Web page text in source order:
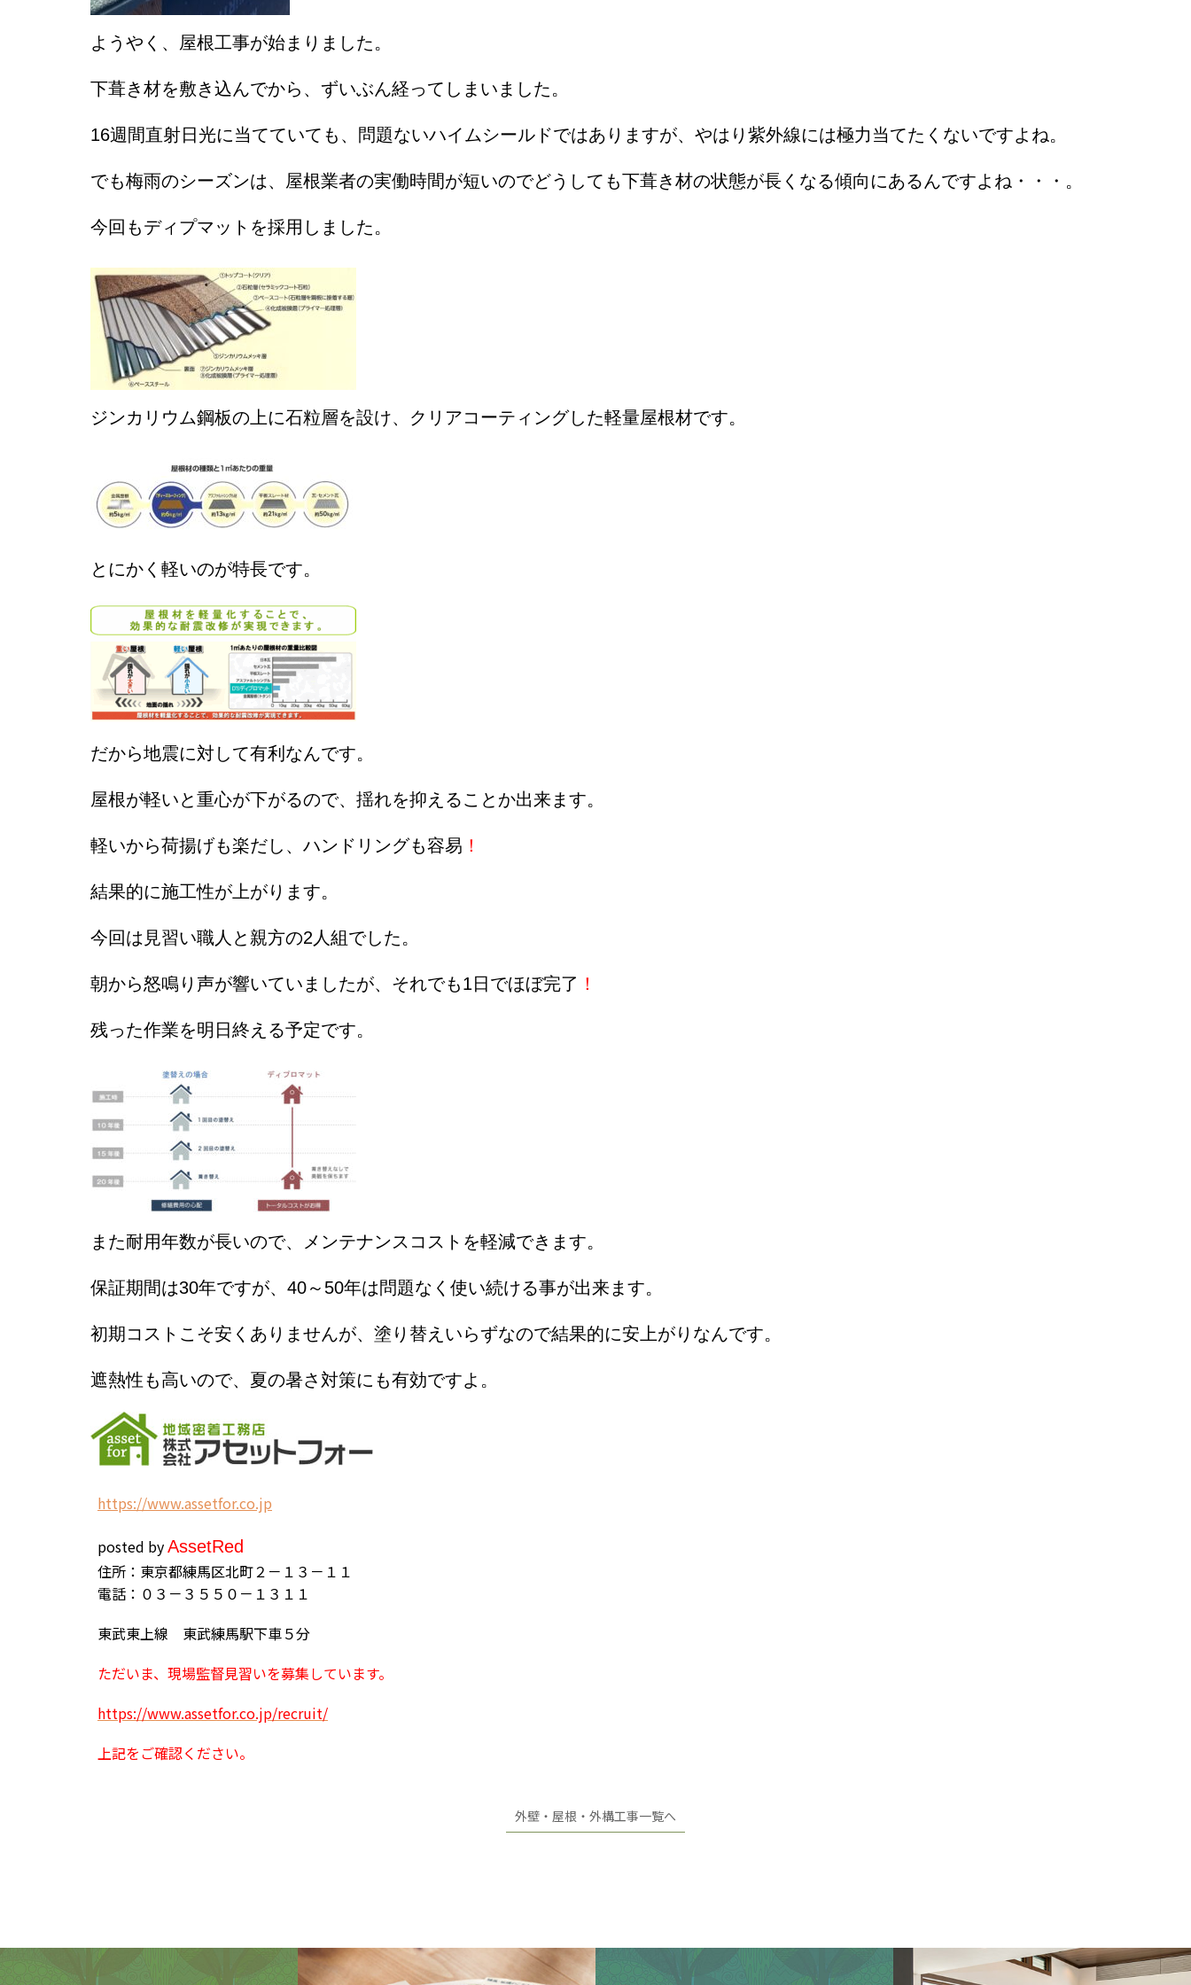
ようやく、屋根工事が始まりました。
下葺き材を敷き込んでから、ずいぶん経ってしまいました。
16週間直射日光に当てていても、問題ないハイムシールドではありますが、やはり紫外線には極力当てたくないですよね。
でも梅雨のシーズンは、屋根業者の実働時間が短いのでどうしても下葺き材の状態が長くなる傾向にあるんですよね・・・。
今回もディプマットを採用しました。
ジンカリウム鋼板の上に石粒層を設け、クリアコーティングした軽量屋根材です。
とにかく軽いのが特長です。
だから地震に対して有利なんです。
屋根が軽いと重心が下がるので、揺れを抑えることか出来ます。
軽いから荷揚げも楽だし、ハンドリングも容易 ！
結果的に施工性が上がります。
今回は見習い職人と親方の2人組でした。
朝から怒鳴り声が響いていましたが、それでも1日でほぼ完了 ！
残った作業を明日終える予定です。
また耐用年数が長いので、メンテナンスコストを軽減できます。
保証期間は30年ですが、40～50年は問題なく使い続ける事が出来ます。
初期コストこそ安くありませんが、塗り替えいらずなので結果的に安上がりなんです。
遮熱性も高いので、夏の暑さ対策にも有効ですよ。
https://www.assetfor.co.jp
posted byAssetRed
住所：東京都練馬区北町２－１３－１１
電話：０３－３５５０－１３１１
東武東上線 東武練馬駅下車５分
ただいま、現場監督見習いを募集しています。
https://www.assetfor.co.jp/recruit/
上記をご確認ください。
外壁・屋根・外構工事一覧へ